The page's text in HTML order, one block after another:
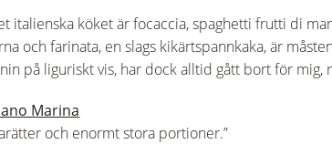
italienska köket är focaccia, spaghetti frutti di
och farinata, en slags kikärtspannkaka, är
på liguriskt vis, har dock alltid gått bort för mig,
Marina
och enormt stora portioner.”